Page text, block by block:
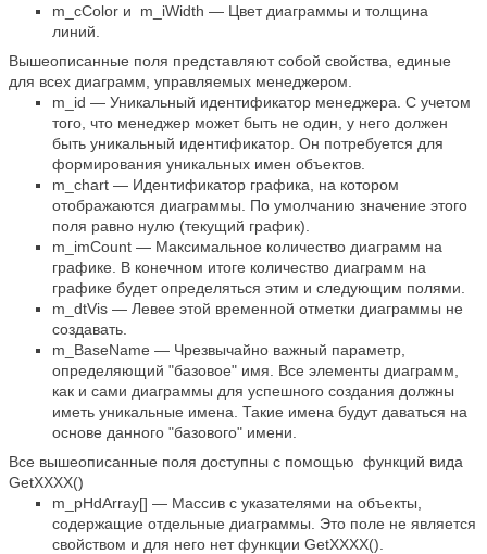
m_cColor и m_iWidth — Цвет диаграммы и толщина
линий.
Вышеописанные поля представляют собой свойства, единые
для всех диаграмм, управляемых менеджером.
m_id — Уникальный идентификатор менеджера. С учетом
того, что менеджер может быть не один, у него должен
быть уникальный идентификатор. Он потребуется для
формирования уникальных имен объектов.
m_chart — Идентификатор графика, на котором
отображаются диаграммы. По умолчанию значение этого
поля равно нулю (текущий график).
m_imCount — Максимальное количество диаграмм на
графике. В конечном итоге количество диаграмм на
графике будет определяться этим и следующим полями.
m_dtVis — Левее этой временной отметки диаграммы не
создавать.
m_BaseName — Чрезвычайно важный параметр,
определяющий "базовое" имя. Все элементы диаграмм,
как и сами диаграммы для успешного создания должны
иметь уникальные имена. Такие имена будут даваться на
основе данного "базового" имени.
Все вышеописанные поля доступны с помощью функций вида
GetXXXX()
m_pHdArray[] — Массив с указателями на объекты,
содержащие отдельные диаграммы. Это поле не является
свойством и для него нет функции GetXXXX().